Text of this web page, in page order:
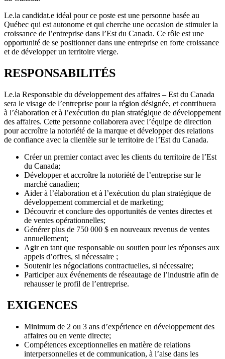
Le.la candidat.e idéal pour ce poste est une personne basée au
Québec qui est autonome et qui cherche une occasion de stimuler la
croissance de l’entreprise dans l’Est du Canada. Ce rôle est une
opportunité de se positionner dans une entreprise en forte croissance
et de développer un territoire vierge.
RESPONSABILITÉS
Le.la Responsable du développement des affaires – Est du Canada
sera le visage de l’entreprise pour la région désignée, et contribuera
à l’élaboration et à l’exécution du plan stratégique de développement
des affaires. Cette personne collaborera avec l’équipe de direction
pour accroître la notoriété de la marque et développer des relations
de confiance avec la clientèle sur le territoire de l’Est du Canada.
Créer un premier contact avec les clients du territoire de l’Est
du Canada;
Développer et accroître la notoriété de l’entreprise sur le
marché canadien;
Aider à l’élaboration et à l’exécution du plan stratégique de
développement commercial et de marketing;
Découvrir et conclure des opportunités de ventes directes et
de ventes opérationnelles;
Générer plus de 750 000 $ en nouveaux revenus de ventes
annuellement;
Agir en tant que responsable ou soutien pour les réponses aux
appels d’offres, si nécessaire ;
Soutenir les négociations contractuelles, si nécessaire;
Participer aux événements de réseautage de l’industrie afin de
rehausser le profil de l’entreprise.
EXIGENCES
Minimum de 2 ou 3 ans d’expérience en développement des
affaires ou en vente directe;
Compétences exceptionnelles en matière de relations
interpersonnelles et de communication, à l’aise dans les